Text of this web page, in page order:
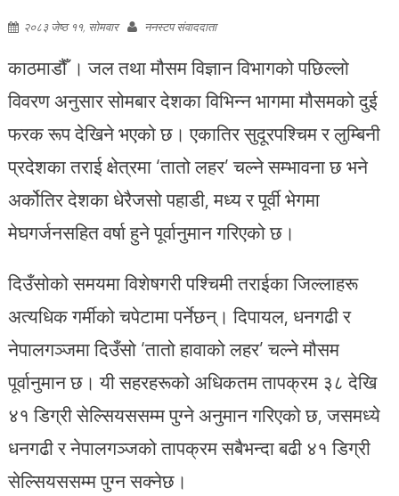
२०८३ जेष्ठ ११, सोमवार ननस्टप संवाददाता
काठमाडौँ । जल तथा मौसम विज्ञान विभागको पछिल्लो
विवरण अनुसार सोमबार देशका विभिन्न भागमा मौसमको दुई
फरक रूप देखिने भएको छ। एकातिर सुदूरपश्चिम र लुम्बिनी
प्रदेशका तराई क्षेत्रमा ‘तातो लहर’ चल्ने सम्भावना छ भने
अर्कोतिर देशका धेरैजसो पहाडी, मध्य र पूर्वी भेगमा
मेघगर्जनसहित वर्षा हुने पूर्वानुमान गरिएको छ।
दिउँसोको समयमा विशेषगरी पश्चिमी तराईका जिल्लाहरू
अत्यधिक गर्मीको चपेटामा पर्नेछन्। दिपायल, धनगढी र
नेपालगञ्जमा दिउँसो ‘तातो हावाको लहर’ चल्ने मौसम
पूर्वानुमान छ। यी सहरहरूको अधिकतम तापक्रम ३८ देखि
४१ डिग्री सेल्सियससम्म पुग्ने अनुमान गरिएको छ, जसमध्ये
धनगढी र नेपालगञ्जको तापक्रम सबैभन्दा बढी ४१ डिग्री
सेल्सियससम्म पुग्न सक्नेछ।